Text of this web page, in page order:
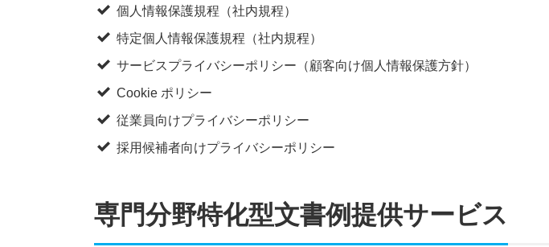
個人情報保護規程（社内規程）
特定個人情報保護規程（社内規程）
サービスプライバシーポリシー（顧客向け個人情報保護方針）
Cookie ポリシー
従業員向けプライバシーポリシー
採用候補者向けプライバシーポリシー
専門分野特化型文書例提供サービス